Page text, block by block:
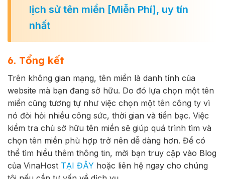
lịch sử tên miền [Miễn Phí], uy tín
nhất
6. Tổng kết
Trên không gian mạng, tên miền là danh tính của
website mà bạn đang sở hữu. Do đó lựa chọn một tên
miền cũng tương tự như việc chọn một tên công ty vì
nó đòi hỏi nhiều công sức, thời gian và tiền bạc. Việc
kiểm tra chủ sở hữu tên miền sẽ giúp quá trình tìm và
chọn tên miền phù hợp trở nên dễ dàng hơn. Để có
thể tìm hiểu thêm thông tin, mời bạn truy cập vào Blog
của VinaHost TẠI ĐÂY hoặc liên hệ ngay cho chúng